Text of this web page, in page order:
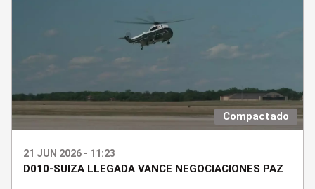
Compactado
21 JUN 2026 - 11:23
D010-SUIZA LLEGADA VANCE NEGOCIACIONES PAZ